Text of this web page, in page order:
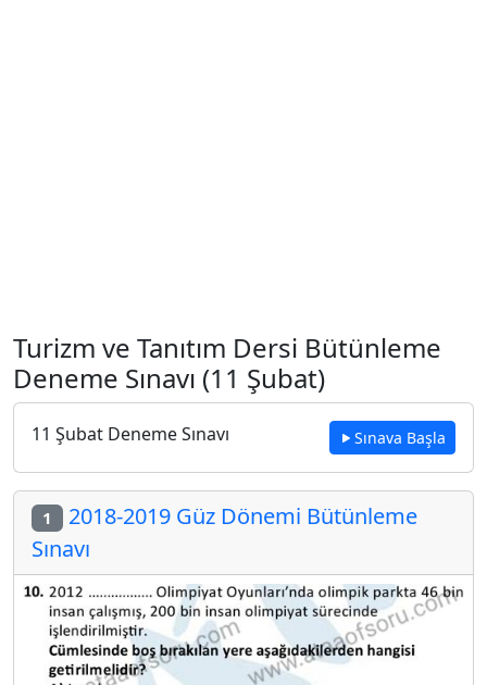
Turizm ve Tanıtım Dersi Bütünleme
Deneme Sınavı (11 Şubat)
11 Şubat Deneme Sınavı Sınava Başla
1 2018-2019 Güz Dönemi Bütünleme
Sınavı